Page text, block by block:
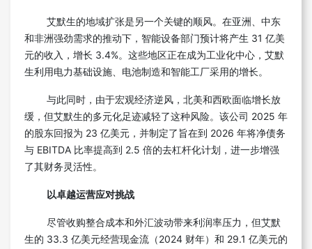
艾默生的地域扩张是另一个关键的顺风。在亚洲、中东
和非洲强劲需求的推动下，智能设备部门预计将产生 31 亿美
元的收入，增长 3.4%。这些地区正在成为工业化中心，艾默
生利用电力基础设施、电池制造和智能工厂采用的增长。
与此同时，由于宏观经济逆风，北美和西欧面临增长放
缓，但艾默生的多元化足迹减轻了这种风险。该公司 2025 年
的股东回报为 23 亿美元，并制定了旨在到 2026 年将净债务
与 EBITDA 比率提高到 2.5 倍的去杠杆化计划，进一步增强
了其财务灵活性。
以卓越运营应对挑战
尽管收购整合成本和外汇波动带来利润率压力，但艾默
生的 33.3 亿美元经营现金流（2024 财年）和 29.1 亿美元的